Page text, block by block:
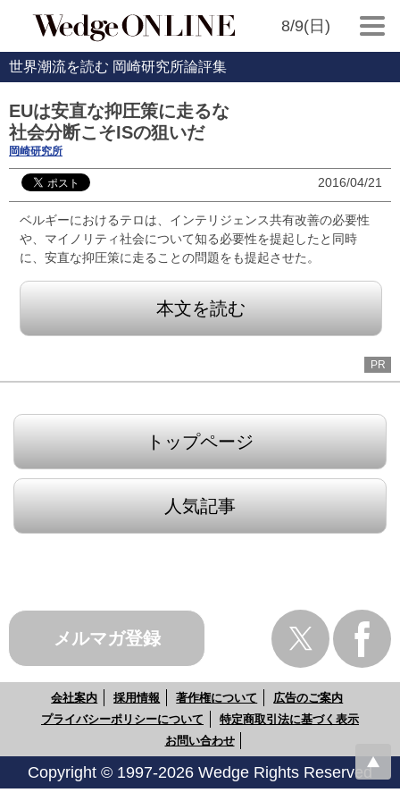
8/9(日)
世界潮流を読む 岡崎研究所論評集
EUは安直な抑圧策に走るな
社会分断こそISの狙いだ
岡崎研究所
2016/04/21
ベルギーにおけるテロは、インテリジェンス共有改善の必要性
や、マイノリティ社会について知る必要性を提起したと同時
に、安直な抑圧策に走ることの問題をも提起させた。
本文を読む
PR
トップページ
人気記事
メルマガ登録
会社案内 採用情報 著作権について
広告のご案内
プライバシーポリシーについて
特定商取引法に基づく表示
お問い合わせ
Copyright © 1997-2026 Wedge Rights Reserved